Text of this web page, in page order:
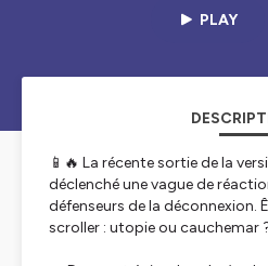
PLAY
📱🔥 La récente sortie de la
déclenché une vague de
défenseurs de la déconnexion.
scroller : utopie ou cauchemar